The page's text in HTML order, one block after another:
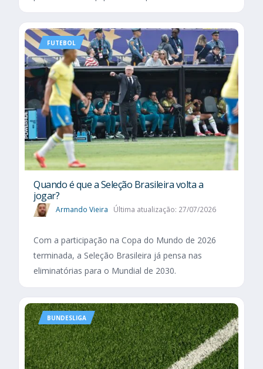
FUTEBOL
Quando é que a Seleção Brasileira volta a
jogar?
Armando Vieira Última atualização: 27/07/2026
Com a participação na Copa do Mundo de 2026
terminada, a Seleção Brasileira já pensa nas
eliminatórias para o Mundial de 2030.
BUNDESLIGA